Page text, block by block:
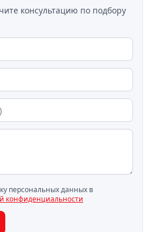
консультацию по подбору
персональных данных в
конфиденциальности